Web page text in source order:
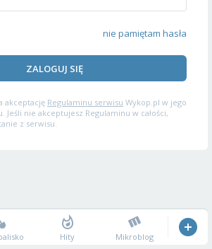
nie pamiętam hasła
ZALOGUJ SIĘ
akceptację Regulaminu serwisu Wykop.pl w jego
nie akceptujesz Regulaminu w całości,
z serwisu.
Hity Mikroblog